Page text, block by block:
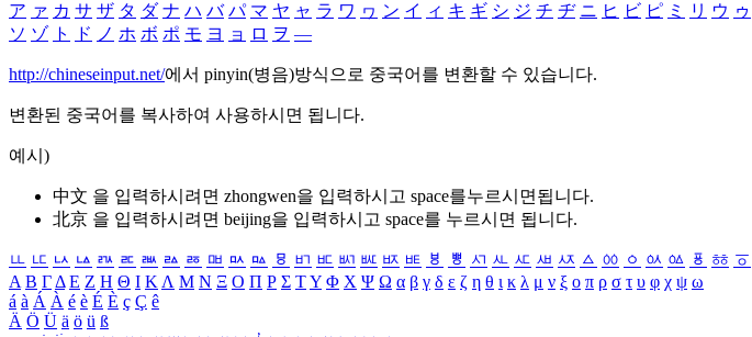
ア ァ カ サ ザ タ ダ ナ ハ バ パ マ ヤ ャ ラ ワ ヮ ン イ ィ キ ギ シ ジ チ ヂ ニ ヒ ビ ピ ミ リ ウ ゥ
ソ ゾ ト ド ノ ホ ボ ポ モ ヨ ョ ロ ヲ ―
http://chineseinput.net/에서 pinyin(병음)방식으로 중국어를 변환할 수 있습니다.
변환된 중국어를 복사하여 사용하시면 됩니다.
예시)
中文 을 입력하시려면 zhongwen을 입력하시고 space를누르시면됩니다.
北京 을 입력하시려면 beijing을 입력하시고 space를 누르시면 됩니다.
ㅥ ㅦ ㅧ ㅨ ㅩ ㅪ ㅫ ㅬ ㅭ ㅮ ㅯ ㅰ ㅱ ㅲ ㅳ ㅴ ㅵ ㅶ ㅷ ㅸ ㅹ ㅺ ㅻ ㅼ ㅽ ㅾ ㅿ ㆀ ㆁ ㆂ ㆃ ㆄ ㆅ ㆆ
Α Β ΓΔ Ε Ζ Η Θ Ι ΚΛ Μ Ν Ξ Ο Π Ρ Σ ΤΥ Φ Χ Ψ Ω α β γ δ ε ζ η θ ι κ λ μ ν ξ ο π ρ σ τ υ φ χ ψ ω
á à Á À é è É È ç Ç ê
Ä Ö Ü ä ö ü ß